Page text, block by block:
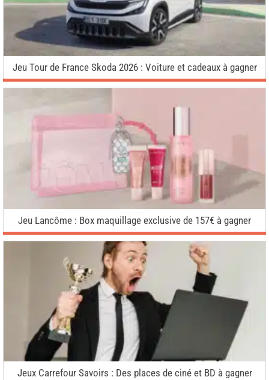
Jeu Tour de France Skoda 2026 : Voiture et cadeaux à gagner
Jeu Lancôme : Box maquillage exclusive de 157€ à gagner
Jeux Carrefour Savoirs : Des places de ciné et BD à gagner